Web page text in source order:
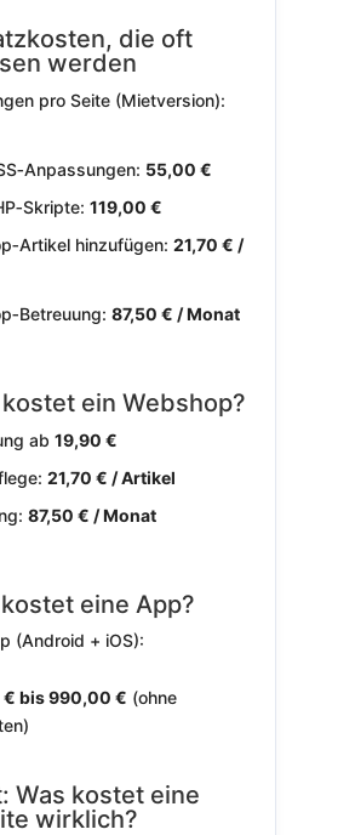
die oft
werden
pro Seite (Mietversion):
55,00 €
119,00 €
hinzufügen: 21,70 € /
87,50 € / Monat
ein Webshop?
ab 19,90 €
21,70 € / Artikel
87,50 € / Monat
eine App?
(Android + iOS):
€ bis 990,00 € (ohne
Was kostet eine
wirklich?